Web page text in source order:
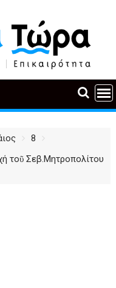
8
τοῦ Σεβ.Μητροπολίτου